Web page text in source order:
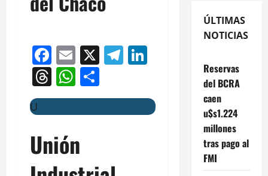
Facebook
Email
X Telegram
Threads
WhatsApp
U
Unión
ÚLTIMAS
NOTICIAS
Reservas
del BCRA
caen
u$s1.224
millones
tras pago al
FMI